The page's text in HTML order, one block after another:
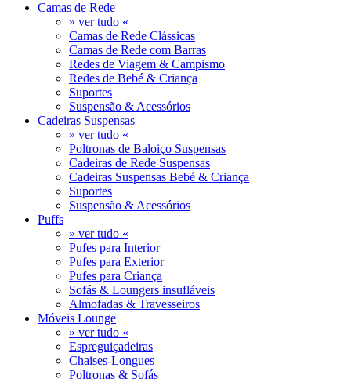
Camas de Rede
» ver tudo «
Camas de Rede Clássicas
Camas de Rede com Barras
Redes de Viagem & Campismo
Redes de Bebé & Criança
Suportes
Suspensão & Acessórios
Cadeiras Suspensas
» ver tudo «
Poltronas de Baloiço Suspensas
Cadeiras de Rede Suspensas
Cadeiras Suspensas Bebé & Criança
Suportes
Suspensão & Acessórios
Puffs
» ver tudo «
Pufes para Interior
Pufes para Exterior
Pufes para Criança
Sofás & Loungers insufláveis
Almofadas & Travesseiros
Móveis Lounge
» ver tudo «
Espreguiçadeiras
Chaises-Longues
Poltronas & Sofás